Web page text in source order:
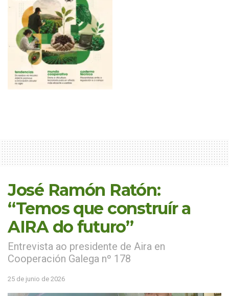
José Ramón Ratón:
“Temos que construír a
AIRA do futuro”
Entrevista ao presidente de Aira en
Cooperación Galega nº 178
25 de junio de 2026